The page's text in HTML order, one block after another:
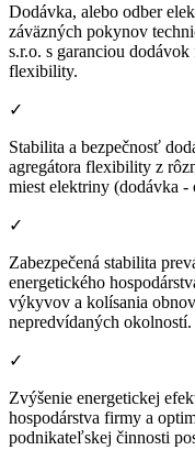
Dodávka, alebo odber
záväzných pokynov
s.r.o. s garanciou
flexibility.
✓
Stabilita a bezpečnosť
agregátora flexibility z
miest elektriny (dodávka -
✓
Zabezpečená stabilita
energetického
výkyvov a kolísania
nepredvídaných okolností.
✓
Zvýšenie energetickej
hospodárstva firmy a
podnikateľskej činnosti